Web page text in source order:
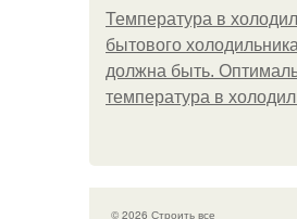
Температура в
бытового
должна быть.
температура в
© 2026 Строить все